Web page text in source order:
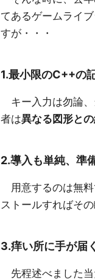
てあるゲームライ
すが・・・
1.最小限のC++の
キー入力は勿論
者は異なる図形と
2.導入も単純、準
用意するのは無料
ストールすればそ
3.痒い所に手が届
先程述べました当